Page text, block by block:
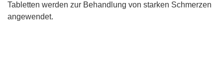
Tabletten werden zur Behandlung von starken Schmerzen
angewendet.